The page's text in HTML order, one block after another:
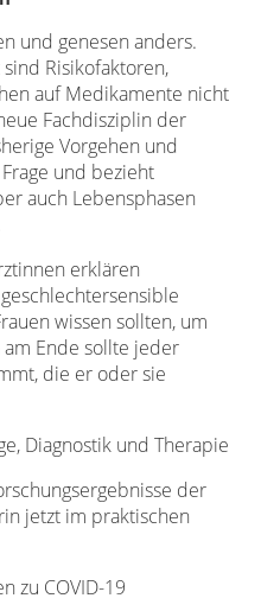
und genesen anders.
Risikofaktoren,
auf Medikamente nicht
Fachdisziplin der
Vorgehen und
und bezieht
auch Lebensphasen
erklären
wissen sollten, um
Ende sollte jeder
die er oder sie
Diagnostik und Therapie
der
jetzt im praktischen
zu COVID-19